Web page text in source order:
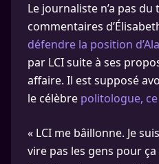
Le journaliste n’a pas
commentaires
défendre la position
par LCI suite à ses
affaire. Il est supposé
le célèbre politologue,
« LCI me bâillonne. Je
vire pas les gens pour